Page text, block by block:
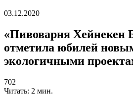
03.12.2020
«Пивоварня Хейнекен
отметила юбилей
экологичными
702
Читать: 2 мин.